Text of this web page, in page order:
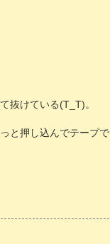
抜けている(T_T)。
と押し込んでテープで